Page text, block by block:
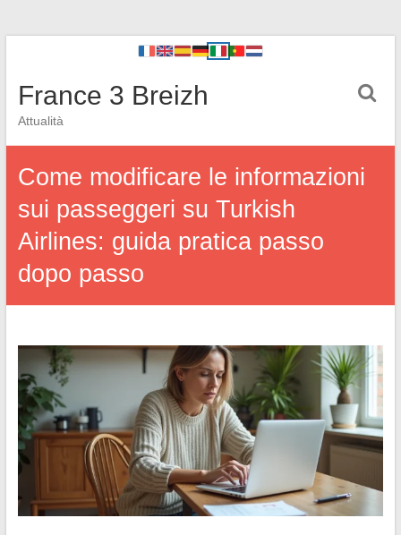
France 3 Breizh
Attualità
Come modificare le informazioni
sui passeggeri su Turkish
Airlines: guida pratica passo
dopo passo